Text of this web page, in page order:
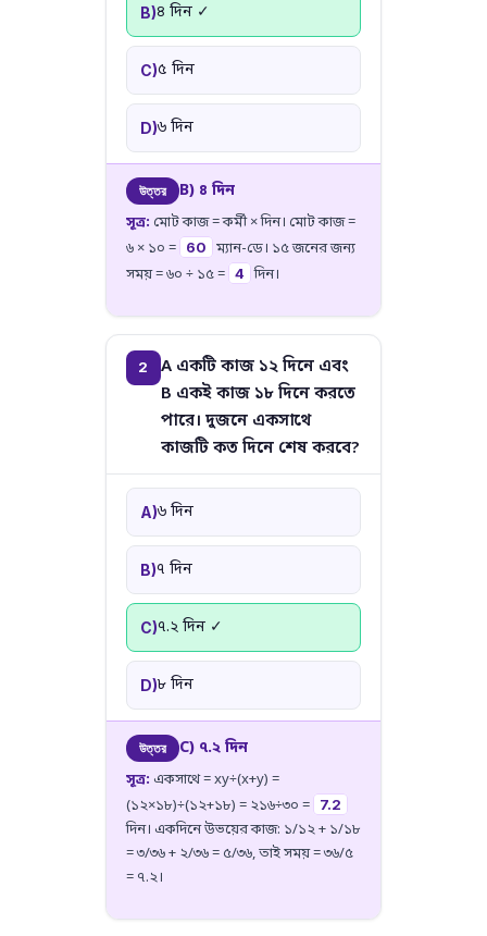
B)৪ দিন ✓
C)৫ দিন
D)৬ দিন
উত্তর B) ৪ দিন
সূত্র: মোট কাজ = কর্মী × দিন। মোট কাজ =
৬ × ১০ =
60
ম্যান-ডে। ১৫ জনের জন্য
সময় = ৬০ ÷ ১৫ = 4 দিন।
2
A একটি কাজ ১২ দিনে এবং
B একই কাজ ১৮ দিনে করতে
পারে। দুজনে একসাথে
কাজটি কত দিনে শেষ করবে?
A)৬ দিন
B)৭ দিন
C)৭.২ দিন ✓
D)৮ দিন
উত্তর C) ৭.২ দিন
সূত্র: একসাথে = xy÷(x+y) =
(১২×১৮)÷(১২+১৮) = ২১৬÷৩০ =
7.2
দিন। একদিনে উভয়ের কাজ: ১/১২ + ১/১৮
= ৩/৩৬ + ২/৩৬ = ৫/৩৬, তাই সময় = ৩৬/৫
= ৭.২।